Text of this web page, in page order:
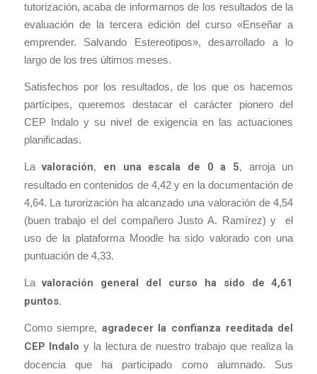
tutorización, acaba de informarnos de los resultados de la
evaluación de la tercera edición del curso «Enseñar a
emprender. Salvando Estereotipos», desarrollado a lo
largo de los tres últimos meses.
Satisfechos por los resultados, de los que os hacemos
partícipes, queremos destacar el carácter pionero del
CEP Indalo y su nivel de exigencia en las actuaciones
planificadas.
Lavaloración, en una escala de 0 a 5, arroja un
resultado en contenidos de 4,42 y en la documentación de
4,64. La turorización ha alcanzado una valoración de 4,54
(buen trabajo el del compañero Justo A. Ramírez) y el
uso de la plataforma Moodle ha sido valorado con una
puntuación de 4,33.
Lavaloración general del curso ha sido de 4,61
puntos.
Como siempre, agradecer la confianza reeditada del
CEP Indalo y la lectura de nuestro trabajo que realiza la
docencia que ha participado como alumnado. Sus